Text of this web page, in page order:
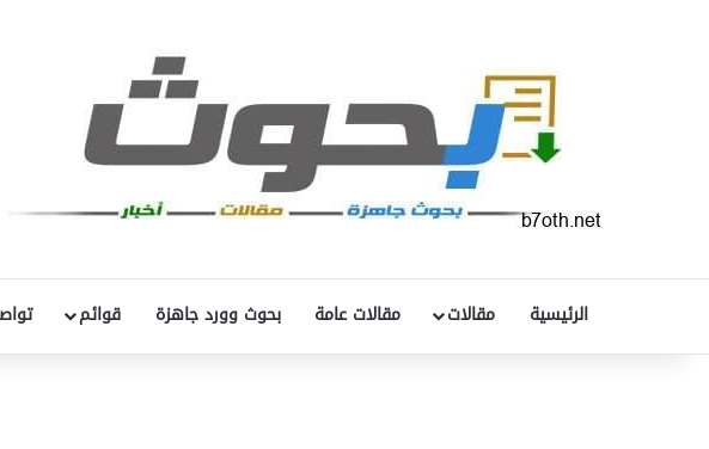
الرئيسية مقالات مقالات عامة بحوث وورد جاهزة قوائم